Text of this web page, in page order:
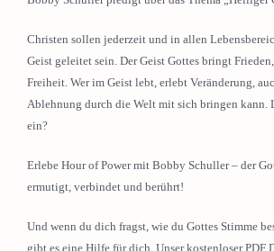
Christen sollen jederzeit und in allen
Geist geleitet sein. Der Geist Gottes bringt
Freiheit. Wer im Geist lebt, erlebt Veränderung,
Ablehnung durch die Welt mit sich bringen kann.
ein?
Erlebe Hour of Power mit Bobby Schuller – der
ermutigt, verbindet und berührt!
Und wenn du dich fragst, wie du Gottes Stimme
gibt es eine Hilfe für dich. Unser kostenloser PDF